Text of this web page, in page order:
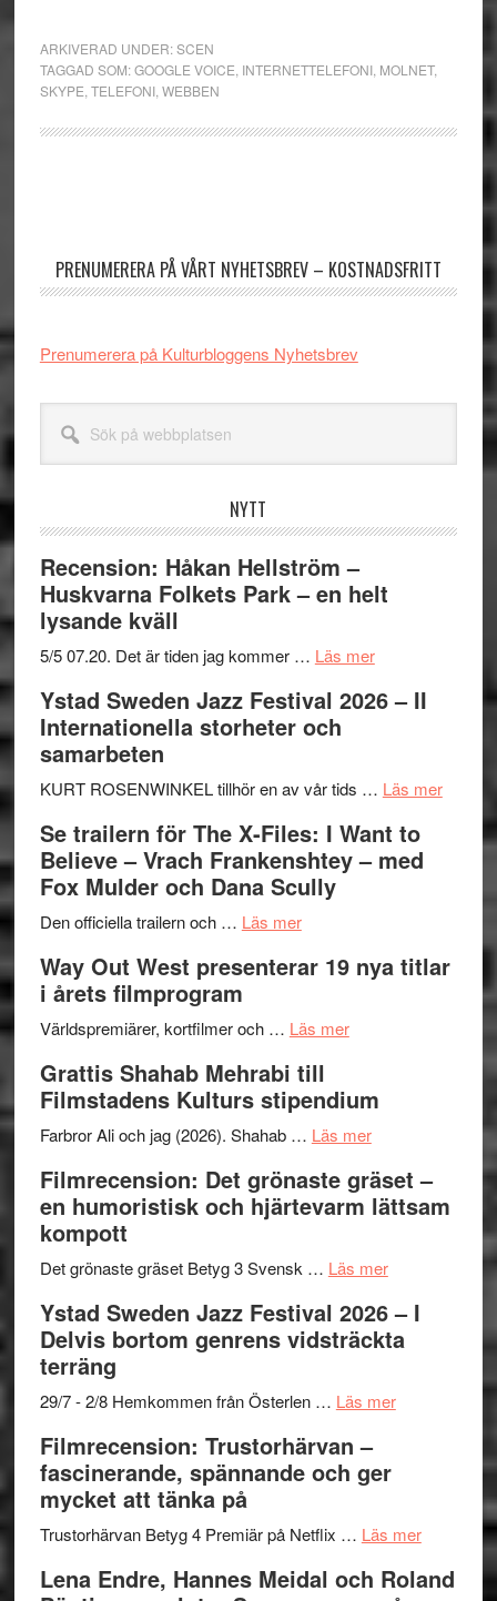
ARKIVERAD UNDER:SCEN
TAGGAD SOM:GOOGLE VOICE INTERNETTELEFONI, MOLNET,
SKYPE TELEFONI, WEBBEN
PRENUMERERA PÅ VÅRT NYHETSBREV – KOSTNADSFRITT
Prenumerera på Kulturbloggens Nyhetsbrev
webbplatsen
NYTT
Recension: Håkan Hellström –
Huskvarna Folkets Park – en helt
lysande kväll
5/5 07.20. Det är tiden jag kommer … Läs merom
Håkan
Huskvarna
Park
–
kväll
Ystad Sweden Jazz Festival 2026 – II
Internationella storheter och
samarbeten
KURT ROSENWINKEL tillhör en av vår tids … Läs merom
II
Se trailern för The X-Files: I Want to
Believe – Vrach Frankenshtey – med
Fox Mulder och Dana Scully
Den officiella trailern och … Läs merom
trailern
The
Files:
I
Want
Believe
–
Frankenshtey
med
Fox
och
Scully
Way Out West presenterar 19 nya titlar
i årets filmprogram
Världspremiärer, kortfilmer och … Läs merom
West
presenterar
nya
titlar
årets
Grattis Shahab Mehrabi till
Filmstadens Kulturs stipendium
Farbror Ali och jag (2026). Shahab … Läs merom
Shahab
Mehrabi
Filmstadens
stipendium
Filmrecension: Det grönaste gräset –
en humoristisk och hjärtevarm lättsam
kompott
Det grönaste gräset Betyg 3 Svensk … Läs merom
Det
grönaste
–
och
lättsam
Ystad Sweden Jazz Festival 2026 – I
Delvis bortom genrens vidsträckta
terräng
29/7 - 2/8 Hemkommen från Österlen … Läs merom
2026
I
Filmrecension: Trustorhärvan –
fascinerande, spännande och ger
mycket att tänka på
Trustorhärvan Betyg 4 Premiär på Netflix … Läs merom
Lena Endre, Hannes Meidal och Roland